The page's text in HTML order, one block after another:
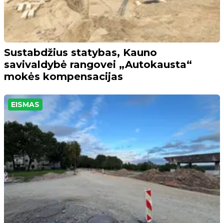
Sustabdžius statybas, Kauno
savivaldybė rangovei „Autokausta“
mokės kompensacijas
EISMAS